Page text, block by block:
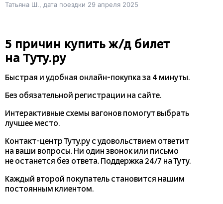
Татьяна Ш., дата поездки 29 апреля 2025
5 причин купить ж/д билет
на Туту.ру
Быстрая и удобная онлайн-покупказа 4 минуты.
Без обязательной регистрации на сайте.
Интерактивные схемы вагонов помогут выбрать
лучшее место.
Контакт-центр Туту.ру с удовольствием ответит
на ваши вопросы. Ни один звонок или письмо
не останется без ответа. Поддержка 24/7 на Туту.
Каждый второй покупатель становится нашим
постоянным клиентом.